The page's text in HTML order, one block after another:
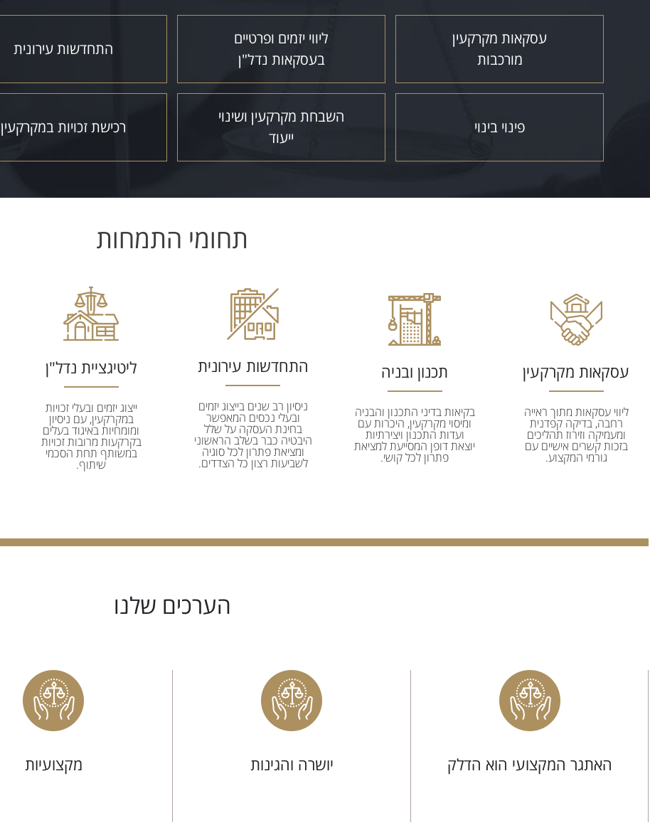
עסקאות מקרקעין
מורכבות
ליווי יזמים ופרטיים
בעסקאות נדל"ן
התחדשות עירונית
פינוי בינוי
השבחת מקרקעין ושינוי
ייעוד
רכישת זכויות במקרקעין
תחומי התמחות
עסקאות מקרקעין
ליווי עסקאות מתוך ראייה
רחבה, בדיקה קפדנית
ומעמיקה וזירוז תהליכים
בזכות קשרים אישיים עם
גורמי המקצוע.
תכנון ובניה
בקיאות בדיני התכנון והבניה
ומיסוי מקרקעין, היכרות עם
ועדות התכנון ויצירתיות
יוצאת דופן המסייעת למציאת
פתרון לכל קושי.
התחדשות עירונית
ניסיון רב שנים בייצוג יזמים
ובעלי נכסים המאפשר
בחינת העסקה על שלל
היבטיה כבר בשלב הראשוני
ומציאת פתרון לכל סוגיה
לשביעות רצון כל הצדדים.
ליטיגציית נדל"ן
ייצוג יזמים ובעלי זכויות
במקרקעין, עם ניסיון
ומומחיות באיגוד בעלים
בקרקעות מרובות זכויות
במשותף תחת הסכמי
שיתוף.
הערכים שלנו
האתגר המקצועי הוא הדלק יושרה והגינות מקצועיות